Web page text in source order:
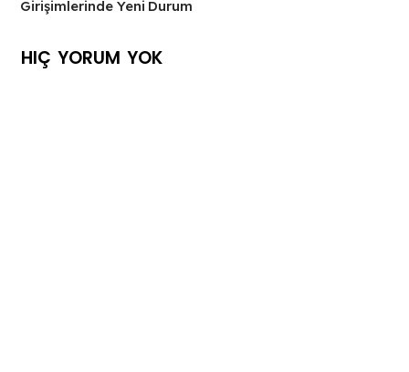
Girişimlerinde Yeni Durum
HIÇ YORUM YOK